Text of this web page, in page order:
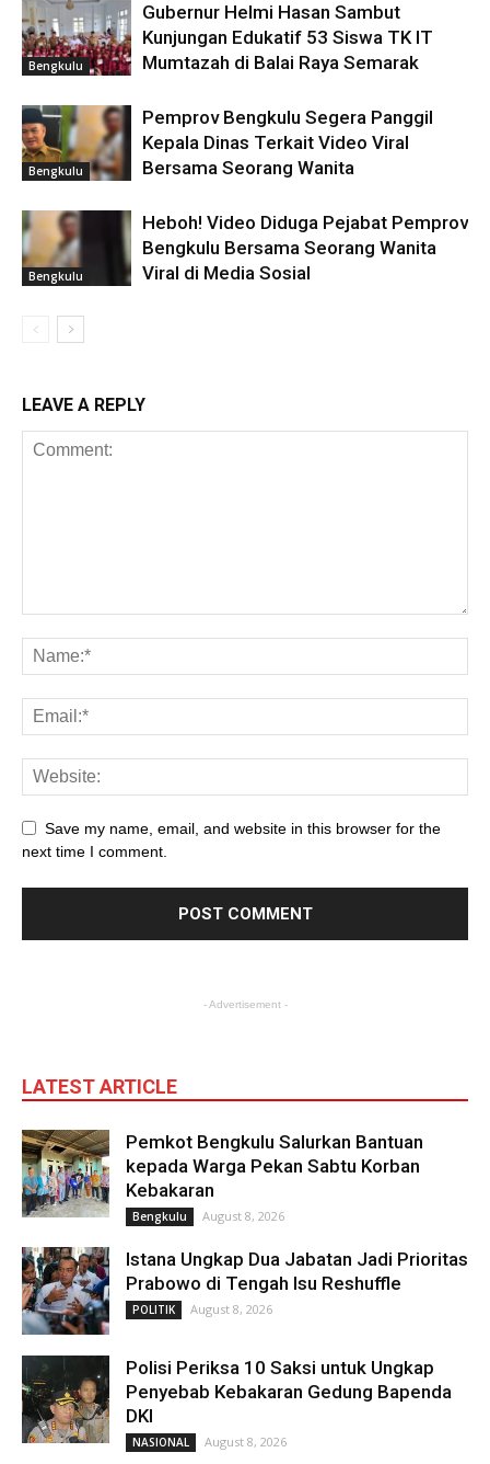
Bengkulu
Gubernur Helmi Hasan Sambut
Kunjungan Edukatif 53 Siswa TK IT
Mumtazah di Balai Raya Semarak
Bengkulu
Pemprov Bengkulu Segera Panggil
Kepala Dinas Terkait Video Viral
Bersama Seorang Wanita
Bengkulu
Heboh! Video Diduga Pejabat Pemprov
Bengkulu Bersama Seorang Wanita
Viral di Media Sosial
LEAVE A REPLY
Save my name, email, and website in this browser for the
next time I comment.
- Advertisement -
LATEST ARTICLE
Pemkot Bengkulu Salurkan Bantuan
kepada Warga Pekan Sabtu Korban
Kebakaran
Bengkulu August 8, 2026
Istana Ungkap Dua Jabatan Jadi Prioritas
Prabowo di Tengah Isu Reshuffle
POLITIK August 8, 2026
Polisi Periksa 10 Saksi untuk Ungkap
Penyebab Kebakaran Gedung Bapenda
DKI
NASIONAL August 8, 2026